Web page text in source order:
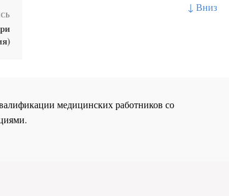
↓ Вниз
медицинских работников со